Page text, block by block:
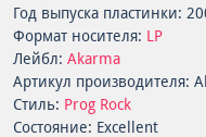
Год выпуска пластинки:
Формат носителя: LP
Лейбл: Akarma
Артикул производителя:
Стиль: Prog Rock
Состояние: Excellent